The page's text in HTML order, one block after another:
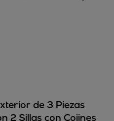
de 3 Piezas
2 Sillas con Cojines